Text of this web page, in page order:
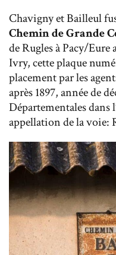
Chavigny et Bailleul
Chemin de Grande
de Rugles à Pacy/
Ivry, cette plaque
placement par les
après 1897, année de
Départementales dans
appellation de la voie: